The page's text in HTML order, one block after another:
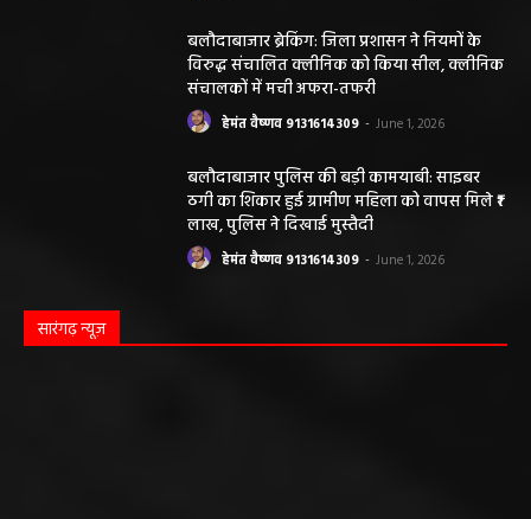
बलौदाबाजार ब्रेकिंग: जिला प्रशासन ने नियमों के
विरुद्ध संचालित क्लीनिक को किया सील, क्लीनिक
संचालकों में मची अफरा-तफरी
हेमंत वैष्णव 9131614309 - June 1, 2026
बलौदाबाजार पुलिस की बड़ी कामयाबी: साइबर
ठगी का शिकार हुई ग्रामीण महिला को वापस मिले ₹1
लाख, पुलिस ने दिखाई मुस्तैदी
हेमंत वैष्णव 9131614309 - June 1, 2026
सारंगढ़ न्यूज़